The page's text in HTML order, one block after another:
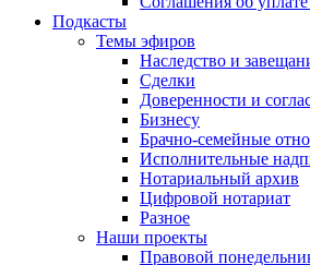
Подкасты
Темы эфиров
Наследство и
Сделки
Доверенности и
Бизнесу
Брачно-семейные
Исполнительные
Нотариальный архив
Цифровой нотариат
Разное
Наши проекты
Правовой